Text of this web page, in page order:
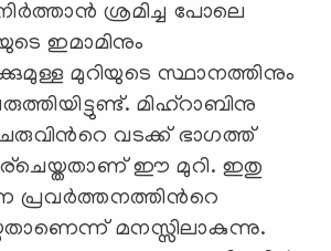
ശ്രമിച്ച പോലെ
ഇമാമിനും
മുറിയുടെ സ്ഥാനത്തിനും
മിഹ്റാബിനു
വടക്ക് ഭാഗത്ത്
ഈ മുറി. ഇതു
പ്രവര്‍ത്തനത്തിന്‍റെ
മനസ്സിലാകുന്നു.